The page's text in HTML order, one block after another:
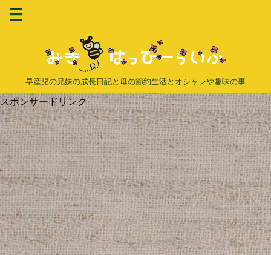
早産児の兄妹の成長日記と母の節約生活とオシャレや趣味の事
スポンサードリンク